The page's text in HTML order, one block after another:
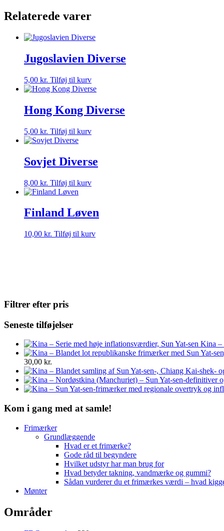
antal
Relaterede varer
Jugoslavien Diverse
5,00 kr. Tilføj til kurv
Hong Kong Diverse
5,00 kr. Tilføj til kurv
Sovjet Diverse
8,00 kr. Tilføj til kurv
Finland Løven
10,00 kr. Tilføj til kurv
Filtrer efter pris
Seneste tilføjelser
Kina –
30,00 kr.
Kom i gang med at samle!
Frimærker
Grundlæggende
Hvad er et frimærke?
Gode råd til begyndere
Hvilket udstyr har man brug for
Hvad betyder takning, vandmærke og gummi?
Sådan vurderer du et frimærkes værdi – hvad
Mønter
Områder